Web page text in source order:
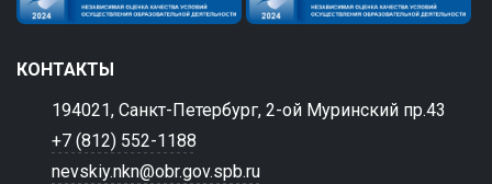
КОНТАКТЫ
194021, Санкт-Петербург, 2-ой Муринский пр.43
+7 (812) 552-1188
nevskiy.nkn@obr.gov.spb.ru